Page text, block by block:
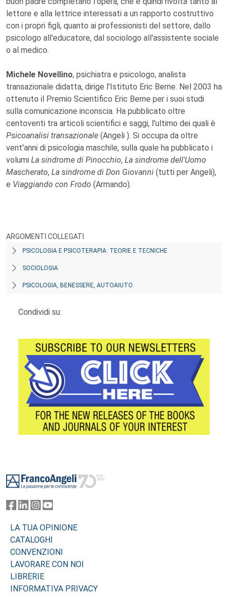
lettore e alla lettrice interessati a un rapporto costruttivo
con i propri figli, quanto ai professionisti del settore, dallo
psicologo all'educatore, dal sociologo all'assistente sociale
o al medico.
Michele Novellino, psichiatra e psicologo, analista
transazionale didatta, dirige l'Istituto Eric Berne. Nel 2003 ha
ottenuto il Premio Scientifico Eric Berne per i suoi studi
sulla comunicazione inconscia. Ha pubblicato oltre
centoventi tra articoli scientifici e saggi, l'ultimo dei quali è
Psicoanalisi transazionale (Angeli ). Si occupa da oltre
vent'anni di psicologia maschile, sulla quale ha pubblicato i
volumi La sindrome di Pinocchio, La sindrome dell'Uomo
Mascherato, La sindrome di Don Giovanni (tutti per Angeli),
e Viaggiando con Frodo (Armando).
ARGOMENTI COLLEGATI
PSICOLOGIA E PSICOTERAPIA: TEORIE E TECNICHE
SOCIOLOGIA
PSICOLOGIA, BENESSERE, AUTOAIUTO
Condividi su:
LA TUA OPINIONE
CATALOGHI
CONVENZIONI
LAVORARE CON NOI
LIBRERIE
INFORMATIVA PRIVACY